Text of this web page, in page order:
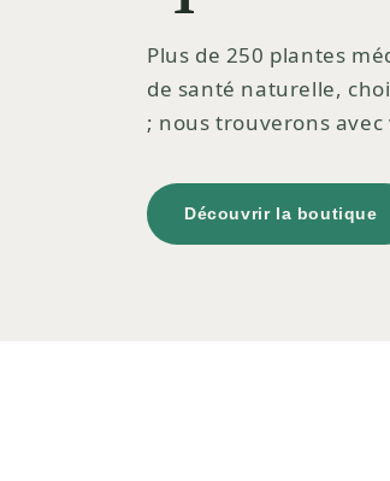
Plus de 250 plantes
de santé naturelle,
; nous trouverons avec
Découvrir la boutique